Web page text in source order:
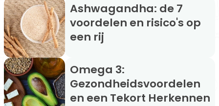
Ashwagandha: de 7
voordelen en risico's op
een rij
Omega 3:
Gezondheidsvoordelen
en een Tekort Herkennen